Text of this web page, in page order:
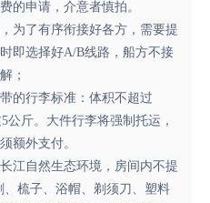
的申请，介意者慎拍。
为了有序衔接好各方，需要提
即选择好A/B线路，船方不接
；
的行李标准：体积不超过
公斤。大件行李将强制托运，
额外支付。
江自然生态环境，房间内不提
梳子、浴帽、剃须刀、塑料